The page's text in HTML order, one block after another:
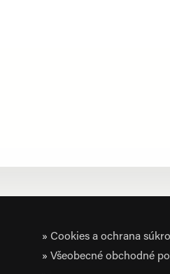
Cookies a ochrana
Všeobecné obchodné